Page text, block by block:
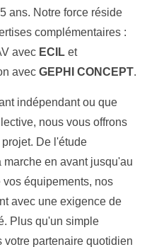
ans. Notre force réside
complémentaires :
avec ECIL et
avecGEPHI CONCEPT.
indépendant ou que
nous vous offrons
De l'étude
en avant jusqu'au
équipements, nos
avec une exigence de
Plus qu'un simple
votre partenaire quotidien